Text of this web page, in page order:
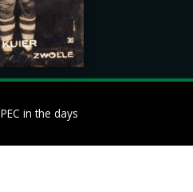
PEC in the days